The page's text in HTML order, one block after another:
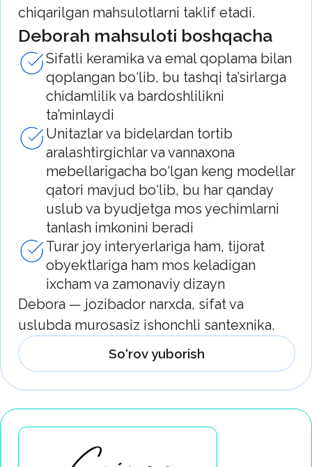
Turar joy interyerlariga ham, tijorat
obyektlariga ham mos keladigan
ixcham va zamonaviy dizayn
Debora — jozibador narxda, sifat va
uslubda murosasiz ishonchli santexnika.
So‘rov yuborish
Caizer - Xitoyning santexnika va vannaxona
mebellari ishlab chiqaruvchisi.
Brend imtiyozlari
Tafsilotlarigacha o‘ylangan estetika.
Har bir shakl va chiziq interyer uslubini
ta’kidlash va egasining didini aks
ettirish uchun vizual uyg‘unlikning bir
Go‘zallik va funksionallikning
uyg‘unligi. Caizer mahsulotlari
shunchaki santexnika emas, balki
Zamonaviy uy muhitini yaratish. Brend